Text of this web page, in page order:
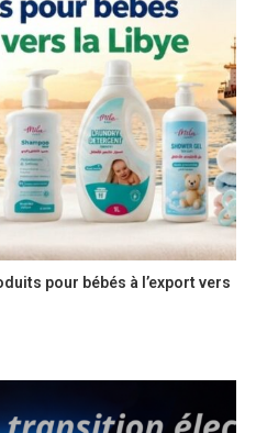
pour bébés à l’export vers